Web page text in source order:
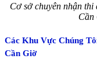
Cơ sở chuyên nhận
Cần
Các Khu Vực Chúng
Cần Giờ